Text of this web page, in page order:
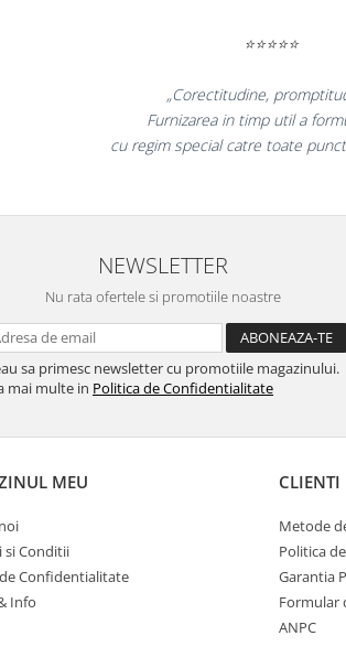
pentru birou
birou
⭐⭐⭐⭐⭐
„Promotionalele sunt
colegii mei au fost foarte
la fel si clientii
NEWSLETTER
Nu rata ofertele si promotiile noastre
sa primesc newsletter cu promotiile magazinului.
mai multe in Politica de Confidentialitate
MEU
si Conditii
Confidentialitate
Info
CLIENTI
Metode
Politica
Garantia
Formular
ANPC